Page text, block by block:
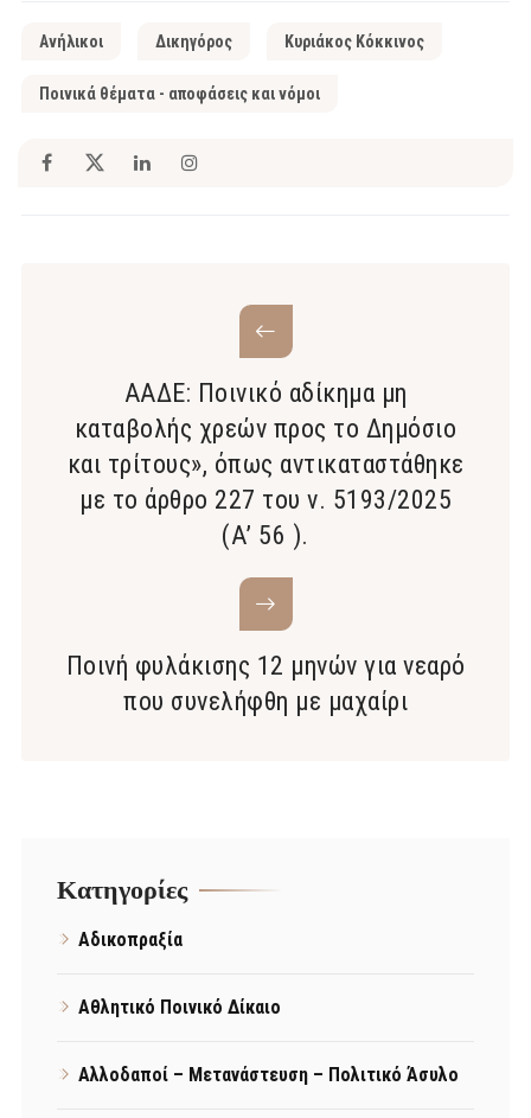
Ανήλικοι Δικηγόρος Κυριάκος Κόκκινος
Ποινικά θέματα - αποφάσεις και νόμοι
ΑΑΔΕ: Ποινικό αδίκημα μη
καταβολής χρεών προς το Δημόσιο
και τρίτους», όπως αντικαταστάθηκε
με το άρθρο 227 του ν. 5193/2025
(Α’ 56 ).
Ποινή φυλάκισης 12 μηνών για νεαρό
που συνελήφθη με μαχαίρι
Kατηγορίες
Αδικοπραξία
Αθλητικό Ποινικό Δίκαιο
Αλλοδαποί – Μετανάστευση – Πολιτικό Άσυλο